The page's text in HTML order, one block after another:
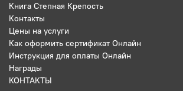
Книга Степная Крепость
Контакты
Цены на услуги
Как оформить сертификат Онлайн
Инструкция для оплаты Онлайн
Награды
КОНТАКТЫ